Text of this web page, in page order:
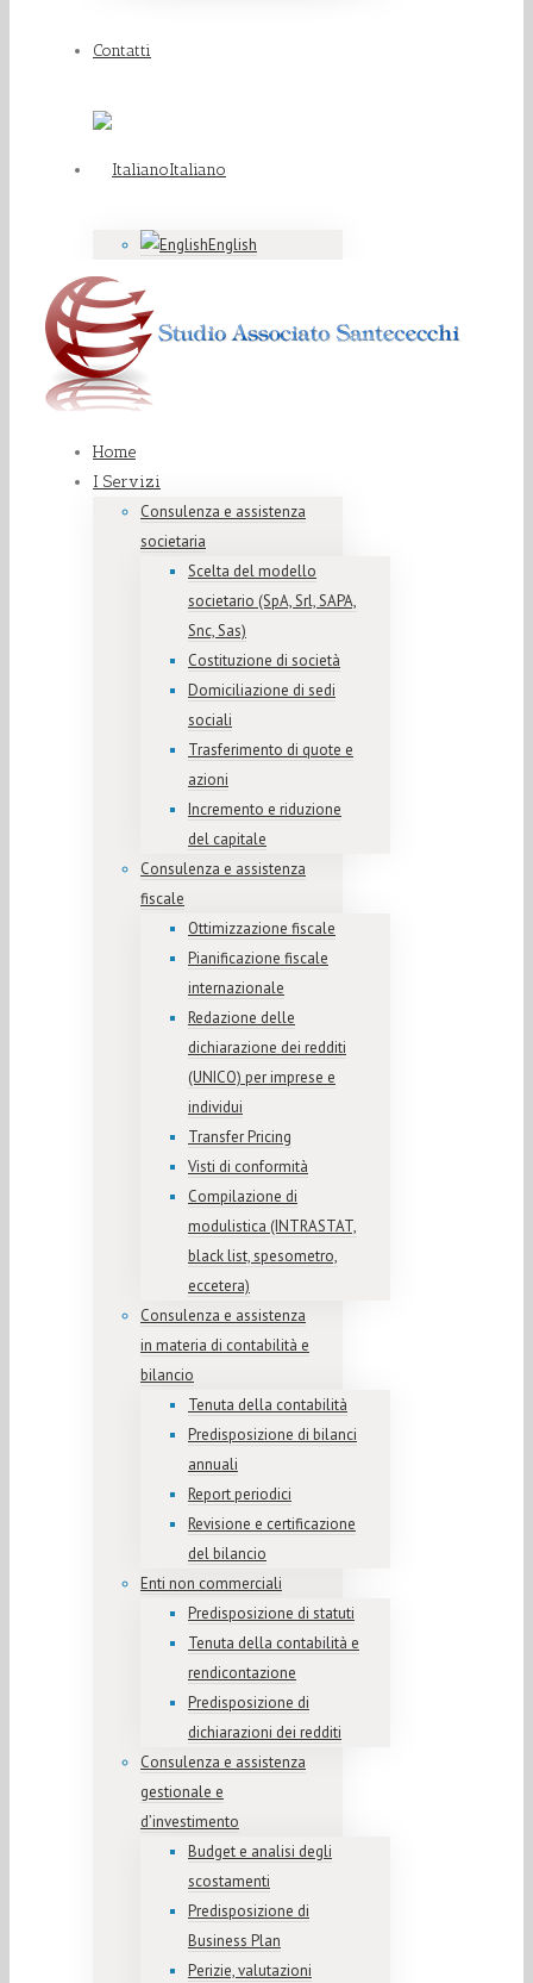
Contatti
Italiano
English
Home
I Servizi
Consulenza e assistenza
societaria
Scelta del modello
societario (SpA, Srl, SAPA,
Snc, Sas)
Costituzione di società
Domiciliazione di sedi
sociali
Trasferimento di quote e
azioni
Incremento e riduzione
del capitale
Consulenza e assistenza
fiscale
Ottimizzazione fiscale
Pianificazione fiscale
internazionale
Redazione delle
dichiarazione dei redditi
(UNICO) per imprese e
individui
Transfer Pricing
Visti di conformità
Compilazione di
modulistica (INTRASTAT,
black list, spesometro,
eccetera)
Consulenza e assistenza
in materia di contabilità e
bilancio
Tenuta della contabilità
Predisposizione di bilanci
annuali
Report periodici
Revisione e certificazione
del bilancio
Enti non commerciali
Predisposizione di statuti
Tenuta della contabilità e
rendicontazione
Predisposizione di
dichiarazioni dei redditi
Consulenza e assistenza
gestionale e
d’investimento
Budget e analisi degli
scostamenti
Predisposizione di
Business Plan
Perizie, valutazioni